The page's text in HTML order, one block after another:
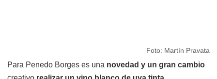
Foto: Martín Pravata
Para Penedo Borges es una novedad y un gran cambio